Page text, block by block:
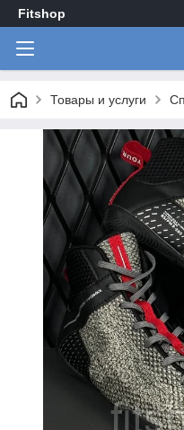
Fitshop
Товары и услуги